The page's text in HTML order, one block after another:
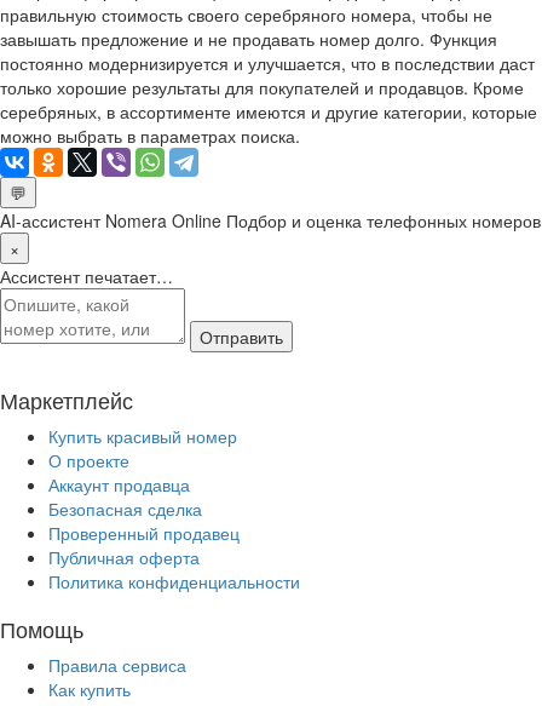
правильную стоимость своего серебряного номера, чтобы не
завышать предложение и не продавать номер долго. Функция
постоянно модернизируется и улучшается, что в последствии даст
только хорошие результаты для покупателей и продавцов. Кроме
серебряных, в ассортименте имеются и другие категории, которые
можно выбрать в параметрах поиска.
💬
AI-ассистент Nomera Online Подбор и оценка телефонных номеров
×
Ассистент печатает…
Отправить
Маркетплейс
Купить красивый номер
О проекте
Аккаунт продавца
Безопасная сделка
Проверенный продавец
Публичная оферта
Политика конфиденциальности
Помощь
Правила сервиса
Как купить